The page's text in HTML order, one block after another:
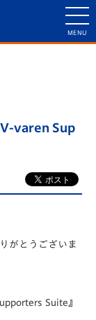
varen Sup
がとうございま
Suite』